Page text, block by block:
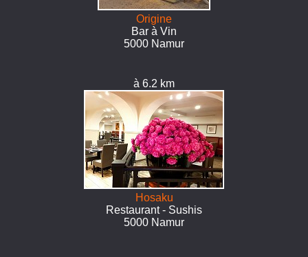
Origine
Bar à Vin
5000 Namur
à 6.2 km
Hosaku
Restaurant - Sushis
5000 Namur